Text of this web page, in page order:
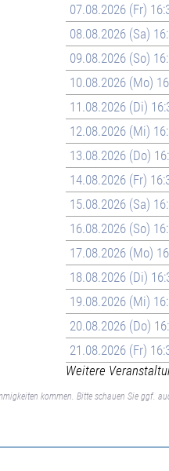
07.08.2026 (Fr)
08.08.2026 (Sa)
09.08.2026 (So)
10.08.2026 (Mo)
11.08.2026 (Di)
12.08.2026 (Mi)
13.08.2026 (Do)
14.08.2026 (Fr)
15.08.2026 (Sa)
16.08.2026 (So)
17.08.2026 (Mo)
18.08.2026 (Di)
19.08.2026 (Mi)
20.08.2026 (Do)
21.08.2026 (Fr)
Weitere
kommen. Bitte schauen Sie ggf.